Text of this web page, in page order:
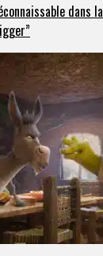
dans